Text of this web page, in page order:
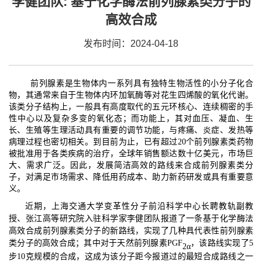
高效合成
发布时间：2024-04-18
前列腺素是生物体内一系列具有独特生物活性的小分子化合
物，其通常来自于生物体内环加氧酶等对花生四烯酸的氧化代谢。
该类分子结构上，一般具有高度取代的五元环核心、连续稠密的手
性中心以及复杂多变的氧化态；而功能上，其对血压、凝血、生
长、生殖等生理活动具有重要的调节功能，与疼痛、炎症、发热等
病理过程也密切相关。到目前为止，已有超过20个前列腺素类药物
被批准用于各类疾病的治疗，全球年销售额达数十亿美元，市场巨
大、需求广泛。因此，发展简洁高效的路线来合成前列腺素类分
子，对满足市场需求、降低用药成本、助力新药研发或具有重要意
义。
近期，
上海交通大学变革性分子前沿科学中心长聘教轨副教
授、张江高等研究院入驻科学家李健团队报道了一条基于化学酶法
高效合成前列腺素类分子的新路线，实现了几种具代表性前列腺素
类分子的高效合成；其中对于天然前列腺素PGF2α，该路线实现了5
步10克规模的合成，这成为该分子距今报道过的最短合成路线之一